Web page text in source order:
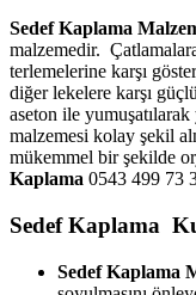
Sedef Kaplama
malzemedir.
terlemelerine karşı
diğer lekelere karşı
aseton ile
malzemesi kolay şekil
mükemmel bir şekilde
Kaplama 0543 499 73
Sedef Kaplama
Sedef Kaplama